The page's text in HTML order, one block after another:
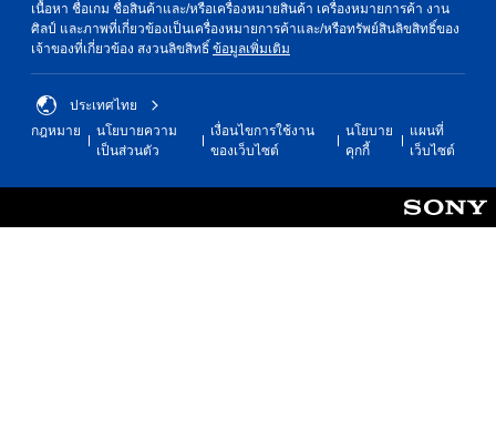
เนื้อหา ชื่อเกม ชื่อสินค้าและ/หรือเครื่องหมายสินค้า เครื่องหมายการค้า งาน
ศิลป์ และภาพที่เกี่ยวข้องเป็นเครื่องหมายการค้าและ/หรือทรัพย์สินลิขสิทธิ์ของ
เจ้าของที่เกี่ยวข้อง สงวนลิขสิทธิ์ ข้อมูลเพิ่มเติม
ประเทศไทย
กฎหมาย
นโยบายความ
เป็นส่วนตัว
เงื่อนไขการใช้งาน
ของเว็บไซต์
นโยบาย
คุกกี้
แผนที่
เว็บไซต์